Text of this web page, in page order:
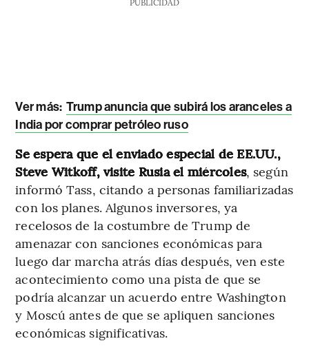
PUBLICIDAD
Ver más: Trump anuncia que subirá los aranceles a
India por comprar petróleo ruso
Se espera que el enviado especial de EE.UU.,
Steve Witkoff, visite Rusia el miércoles, según
informó Tass, citando a personas familiarizadas
con los planes. Algunos inversores, ya
recelosos de la costumbre de Trump de
amenazar con sanciones económicas para
luego dar marcha atrás días después, ven este
acontecimiento como una pista de que se
podría alcanzar un acuerdo entre Washington
y Moscú antes de que se apliquen sanciones
económicas significativas.